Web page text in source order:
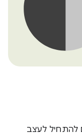
להתחיל לעצב